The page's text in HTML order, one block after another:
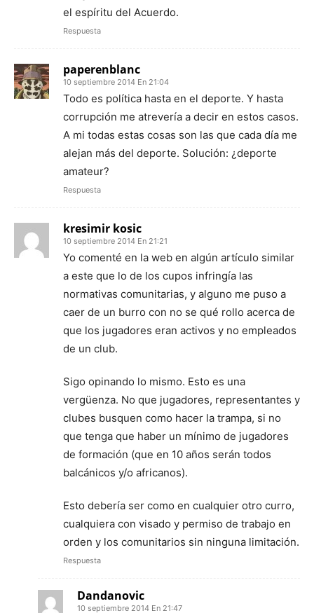
el espíritu del Acuerdo.
Respuesta
paperenblanc
10 septiembre 2014 En 21:04
Todo es política hasta en el deporte. Y hasta
corrupción me atrevería a decir en estos casos.
A mi todas estas cosas son las que cada día me
alejan más del deporte. Solución: ¿deporte
amateur?
Respuesta
kresimir kosic
10 septiembre 2014 En 21:21
Yo comenté en la web en algún artículo similar
a este que lo de los cupos infringía las
normativas comunitarias, y alguno me puso a
caer de un burro con no se qué rollo acerca de
que los jugadores eran activos y no empleados
de un club.
Sigo opinando lo mismo. Esto es una
vergüenza. No que jugadores, representantes y
clubes busquen como hacer la trampa, si no
que tenga que haber un mínimo de jugadores
de formación (que en 10 años serán todos
balcánicos y/o africanos).
Esto debería ser como en cualquier otro curro,
cualquiera con visado y permiso de trabajo en
orden y los comunitarios sin ninguna limitación.
Respuesta
Dandanovic
10 septiembre 2014 En 21:47